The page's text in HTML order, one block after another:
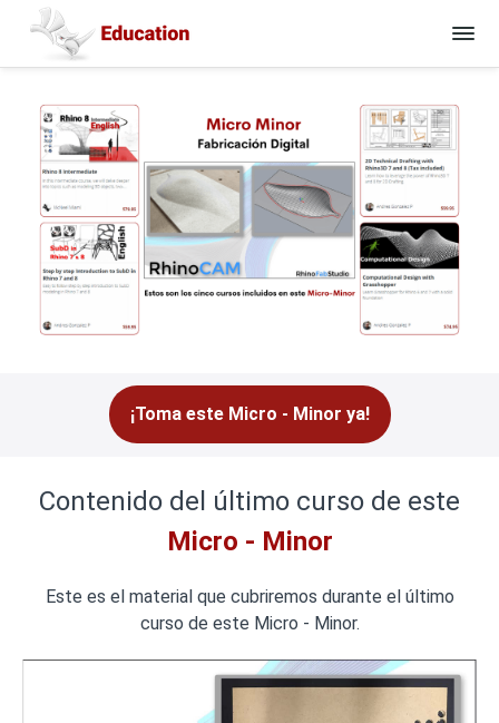
¡Toma este Micro - Minor ya!
Contenido del último curso de este
Micro - Minor
Este es el material que cubriremos durante el último
curso de este Micro - Minor.